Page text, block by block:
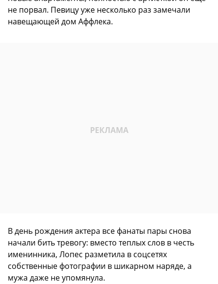
не порвал. Певицу уже несколько раз замечали
навещающей дом Аффлека.
В день рождения актера все фанаты пары снова
начали бить тревогу: вместо теплых слов в честь
именинника, Лопес разметила в соцсетях
собственные фотографии в шикарном наряде, а
мужа даже не упомянула.